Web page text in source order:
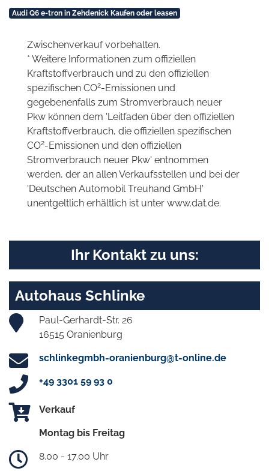
Audi Q6 e-tron in Zehdenick Kaufen oder leasen
Zwischenverkauf vorbehalten.
* Weitere Informationen zum offiziellen
Kraftstoffverbrauch und zu den offiziellen
spezifischen CO2-Emissionen und
gegebenenfalls zum Stromverbrauch neuer
Pkw können dem 'Leitfaden über den offiziellen
Kraftstoffverbrauch, die offiziellen spezifischen
CO2-Emissionen und den offiziellen
Stromverbrauch neuer Pkw' entnommen
werden, der an allen Verkaufsstellen und bei der
'Deutschen Automobil Treuhand GmbH'
unentgeltlich erhältlich ist unter www.dat.de.
Ihr Kontakt zu uns:
Autohaus Schlinke
Paul-Gerhardt-Str. 26
16515 Oranienburg
schlinkegmbh-oranienburg@t-online.de
+49 3301 59 93 0
Verkauf
Montag bis Freitag
8.00 - 17.00 Uhr